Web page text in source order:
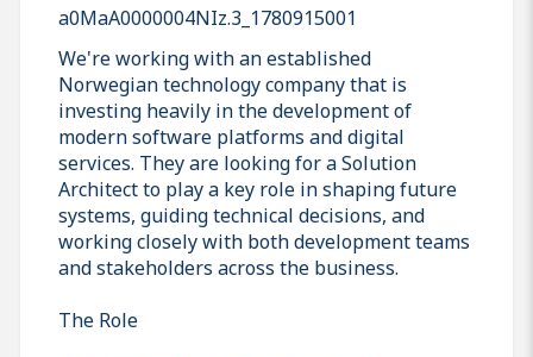
a0MaA0000004NIz.3_1780915001
We're working with an established
Norwegian technology company that is
investing heavily in the development of
modern software platforms and digital
services. They are looking for a Solution
Architect to play a key role in shaping future
systems, guiding technical decisions, and
working closely with both development teams
and stakeholders across the business.
The Role